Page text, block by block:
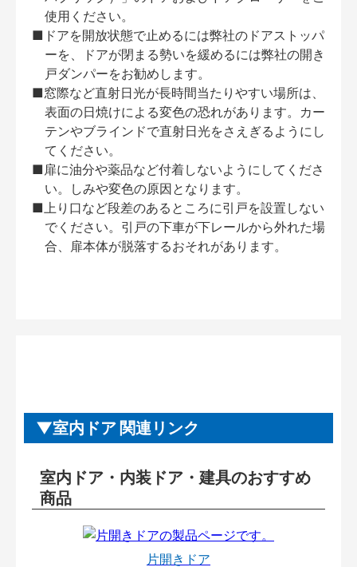
使用ください。
■ドアを開放状態で止めるには弊社のドアストッパ
ーを、ドアが閉まる勢いを緩めるには弊社の開き
戸ダンパーをお勧めします。
■窓際など直射日光が長時間当たりやすい場所は、
表面の日焼けによる変色の恐れがあります。カー
テンやブラインドで直射日光をさえぎるようにし
てください。
■扉に油分や薬品など付着しないようにしてくださ
い。しみや変色の原因となります。
■上り口など段差のあるところに引戸を設置しない
でください。引戸の下車が下レールから外れた場
合、扉本体が脱落するおそれがあります。
室内ドア 関連リンク
室内ドア・内装ドア・建具のおすすめ
商品
片開きドア